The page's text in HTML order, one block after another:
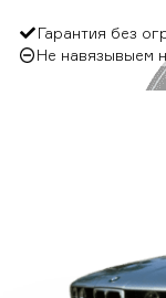
Гарантия без
Не навязывыем